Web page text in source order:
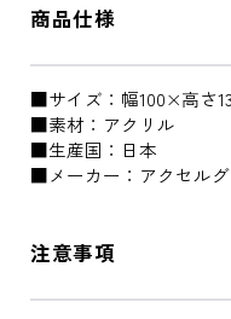
商品仕様
■サイズ：幅100×高さ
■素材：アクリル
■生産国：日本
■メーカー：アクセル
注意事項